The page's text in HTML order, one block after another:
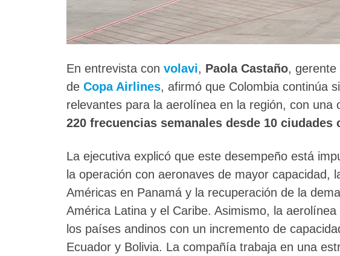
En entrevista con volavi, Paola Castaño, gerente
de Copa Airlines, afirmó que Colombia continúa
relevantes para la aerolínea en la región, con una
220 frecuencias semanales desde 10 ciudades
La ejecutiva explicó que este desempeño está
la operación con aeronaves de mayor capacidad,
Américas en Panamá y la recuperación de la
América Latina y el Caribe. Asimismo, la
los países andinos con un incremento de
Ecuador y Bolivia. La compañía trabaja en una